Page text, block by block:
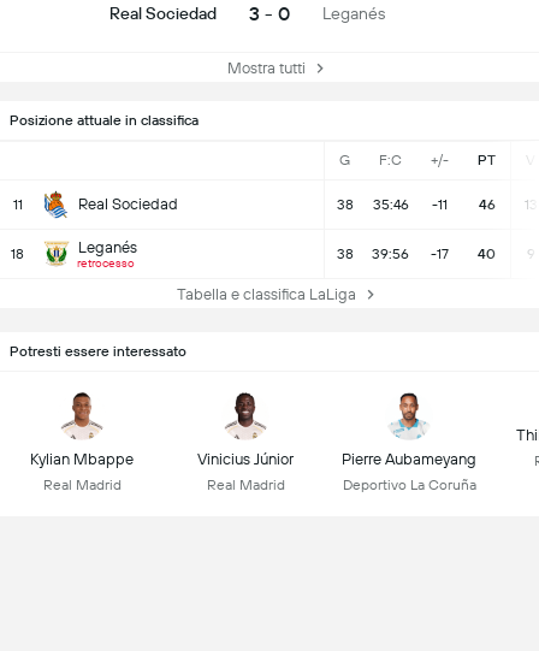
Posizione attuale in classifica
G F:C +/- PT V
11 Real Sociedad 38 35:46 -11 46 13
18 Leganés
retrocesso
38 39:56 -17 40 9
Tabella e classifica LaLiga
Real Sociedad 3 - 0 Leganés
Mostra tutti
Potresti essere interessato
Kylian Mbappe
Real Madrid
Vinicius Júnior
Real Madrid
Pierre Aubameyang
Deportivo La Coruña